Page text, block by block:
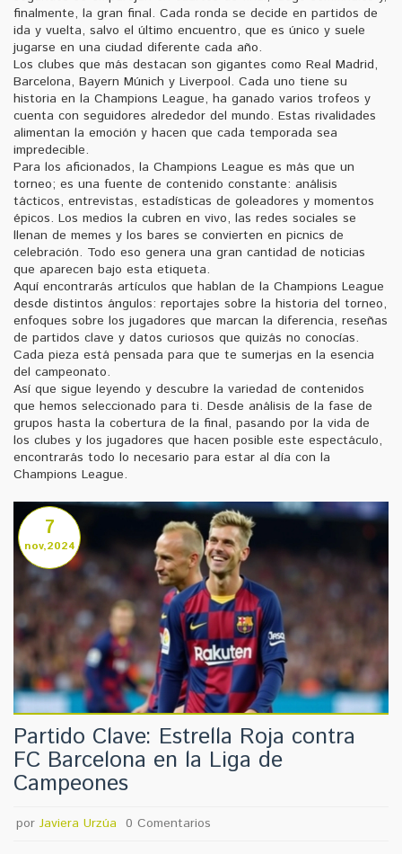
finalmente, la gran final. Cada ronda se decide en partidos de
ida y vuelta, salvo el último encuentro, que es único y suele
jugarse en una ciudad diferente cada año.
Los clubes que más destacan son gigantes como Real Madrid,
Barcelona, Bayern Múnich y Liverpool. Cada uno tiene su
historia en la Champions League, ha ganado varios trofeos y
cuenta con seguidores alrededor del mundo. Estas rivalidades
alimentan la emoción y hacen que cada temporada sea
impredecible.
Para los aficionados, la Champions League es más que un
torneo; es una fuente de contenido constante: análisis
tácticos, entrevistas, estadísticas de goleadores y momentos
épicos. Los medios la cubren en vivo, las redes sociales se
llenan de memes y los bares se convierten en picnics de
celebración. Todo eso genera una gran cantidad de noticias
que aparecen bajo esta etiqueta.
Aquí encontrarás artículos que hablan de la Champions League
desde distintos ángulos: reportajes sobre la historia del torneo,
enfoques sobre los jugadores que marcan la diferencia, reseñas
de partidos clave y datos curiosos que quizás no conocías.
Cada pieza está pensada para que te sumerjas en la esencia
del campeonato.
Así que sigue leyendo y descubre la variedad de contenidos
que hemos seleccionado para ti. Desde análisis de la fase de
grupos hasta la cobertura de la final, pasando por la vida de
los clubes y los jugadores que hacen posible este espectáculo,
encontrarás todo lo necesario para estar al día con la
Champions League.
7
nov,2024
Partido Clave: Estrella Roja contra
FC Barcelona en la Liga de
Campeones
por Javiera Urzúa 0 Comentarios